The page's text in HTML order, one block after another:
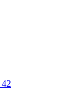
42